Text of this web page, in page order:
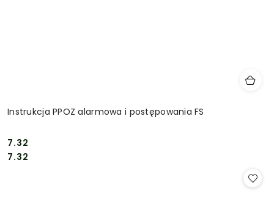
Instrukcja PPOZ alarmowa i postępowania FS
Cena:
7.32
Cena:
7.32